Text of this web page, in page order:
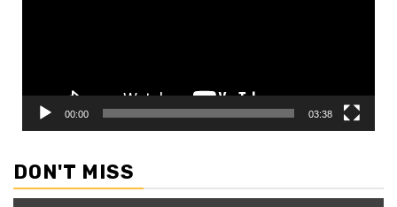
00:00 03:38
DON'T MISS